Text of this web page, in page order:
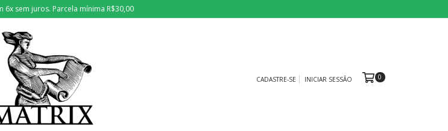
6x sem juros. Parcela mínima R$30,00
CADASTRE-SE INICIAR SESSÃO 0